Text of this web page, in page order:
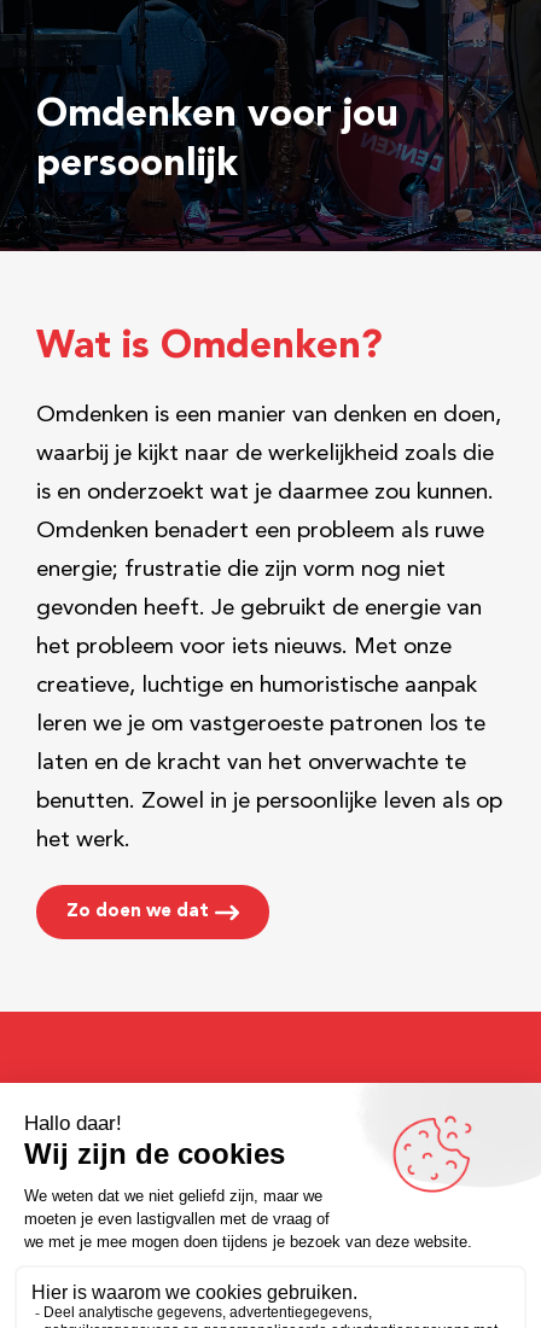
Omdenken voor jou
persoonlijk
Wat is Omdenken?
Omdenken is een manier van denken en doen,
waarbij je kijkt naar de werkelijkheid zoals die
is en onderzoekt wat je daarmee zou kunnen.
Omdenken benadert een probleem als ruwe
energie; frustratie die zijn vorm nog niet
gevonden heeft. Je gebruikt de energie van
het probleem voor iets nieuws. Met onze
creatieve, luchtige en humoristische aanpak
leren we je om vastgeroeste patronen los te
laten en de kracht van het onverwachte te
benutten. Zowel in je persoonlijke leven als op
het werk.
Zo doen we dat
op te lossen kun je soms ook
besluiten dat het geen
probleem is.
Omdenker van de dag